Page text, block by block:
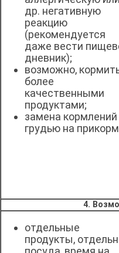
др. негативную
реакцию
(рекомендуется
даже вести
дневник);
возможно,
более
качественными
продуктами;
замена кормлений
грудью на
4.
отдельные
продукты,